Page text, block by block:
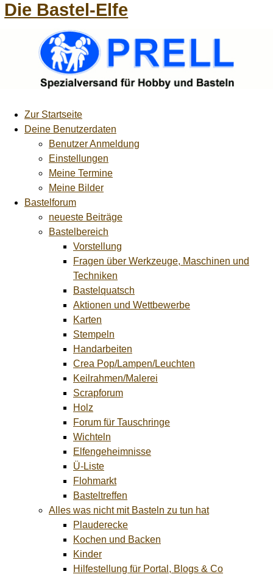
Die Bastel-Elfe
Zur Startseite
Deine Benutzerdaten
Benutzer Anmeldung
Einstellungen
Meine Termine
Meine Bilder
Bastelforum
neueste Beiträge
Bastelbereich
Vorstellung
Fragen über Werkzeuge, Maschinen und
Techniken
Bastelquatsch
Aktionen und Wettbewerbe
Karten
Stempeln
Handarbeiten
Crea Pop/Lampen/Leuchten
Keilrahmen/Malerei
Scrapforum
Holz
Forum für Tauschringe
Wichteln
Elfengeheimnisse
Ü-Liste
Flohmarkt
Basteltreffen
Alles was nicht mit Basteln zu tun hat
Plauderecke
Kochen und Backen
Kinder
Hilfestellung für Portal, Blogs & Co